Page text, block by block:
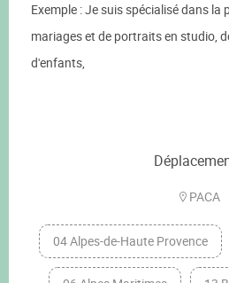
Exemple : Je suis spécialisé dans la
mariages et de portraits en studio,
d'enfants,
PACA
04 Alpes-de-Haute Provence